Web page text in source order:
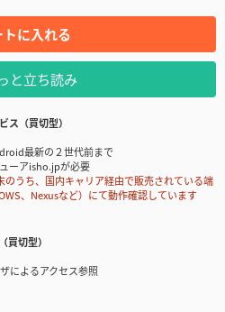
トに入れる
と立ち読み
ス（買切型）
最新の２世代前まで
ーアisho.jpが必要
うち、国内キャリア経由で販売されている端
、Nexusなど）にて動作確認しています
買切型）
によるアクセス参照